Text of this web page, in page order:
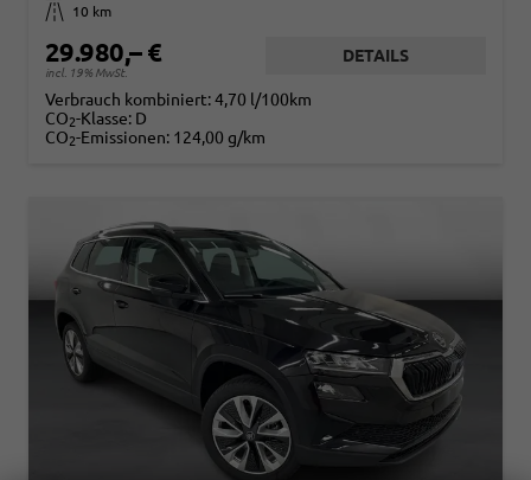
Kilometerstand
10 km
29.980,– €
incl. 19% MwSt.
DETAILS
Verbrauch kombiniert:4,70 l/100km
CO2-Klasse: D
CO2-Emissionen: 124,00 g/km